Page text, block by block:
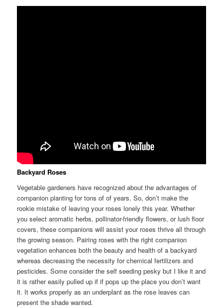
Backyard Roses
Vegetable gardeners have recognized about the advantages of
companion planting for tons of of years. So, don’t make the
rookie mistake of leaving your roses lonely this year. Whether
you select aromatic herbs, pollinator-friendly flowers, or lush floor
covers, these companions will assist your roses thrive all through
the growing season. Pairing roses with the right companion
vegetation enhances both the beauty and health of a backyard
whereas decreasing the necessity for chemical fertilizers and
pesticides. Some consider the self seeding pesky but I like it and
it is rather easily pulled up if if pops up the place you don’t want
it. It works properly as an underplant as the rose leaves can
present the shade wanted.